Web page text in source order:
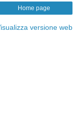
Home page
versione web